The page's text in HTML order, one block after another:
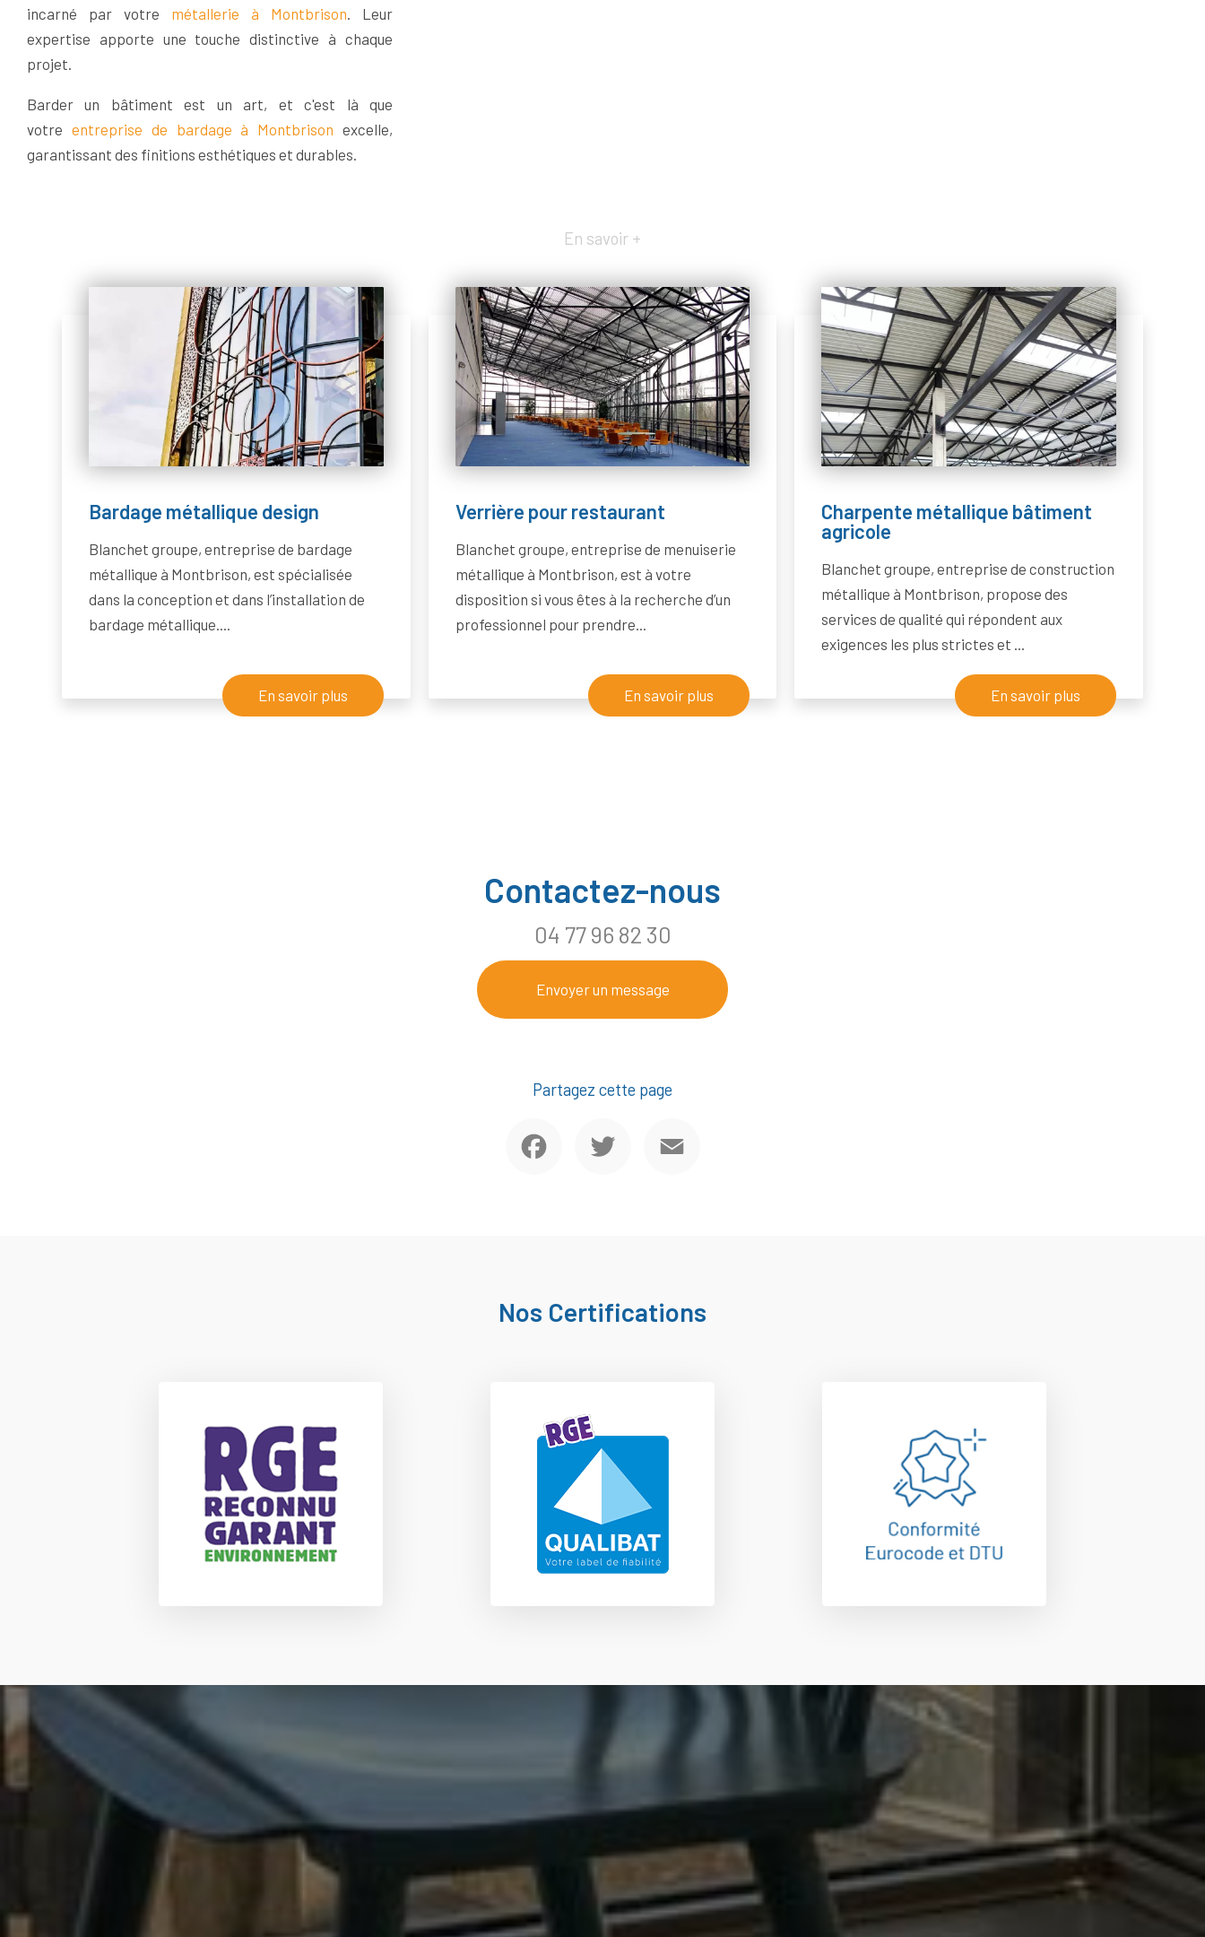
incarné par votre métallerie à Montbrison. Leur
expertise apporte une touche distinctive à chaque
projet.
Barder un bâtiment est un art, et c'est là que
votre entreprise de bardage à Montbrison excelle,
garantissant des finitions esthétiques et durables.
En savoir +
Bardage métallique design
Blanchet groupe, entreprise de bardage
métallique à Montbrison, est spécialisée
dans la conception et dans l’installation de
bardage métallique....
En savoir plus
Verrière pour restaurant
Blanchet groupe, entreprise de menuiserie
métallique à Montbrison, est à votre
disposition si vous êtes à la recherche d’un
professionnel pour prendre...
En savoir plus
Charpente métallique bâtiment
agricole
Blanchet groupe, entreprise de construction
métallique à Montbrison, propose des
services de qualité qui répondent aux
exigences les plus strictes et ...
En savoir plus
Contactez-nous
04 77 96 82 30
Envoyer un message
Partagez cette page
Nos Certifications